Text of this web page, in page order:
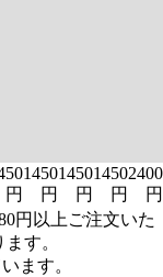
円
1450
円
1450
円
1450
円
2400
円
円以上ご注文いた
す。
ます。